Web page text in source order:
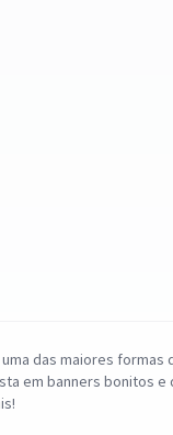
uma das maiores formas
em banners bonitos e